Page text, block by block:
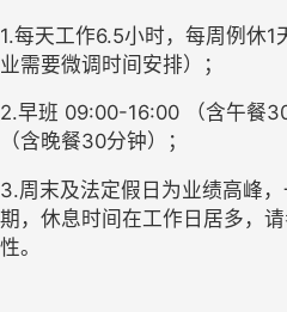
1.每天工作6.5小时，每周例休
业需要微调时间安排）；
2.早班 09:00-16:00 （含午餐
（含晚餐30分钟）；
3.周末及法定假日为业绩高峰
期，休息时间在工作日居多，
性。